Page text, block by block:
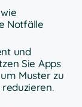
Notfälle
und
Sie Apps
Muster zu